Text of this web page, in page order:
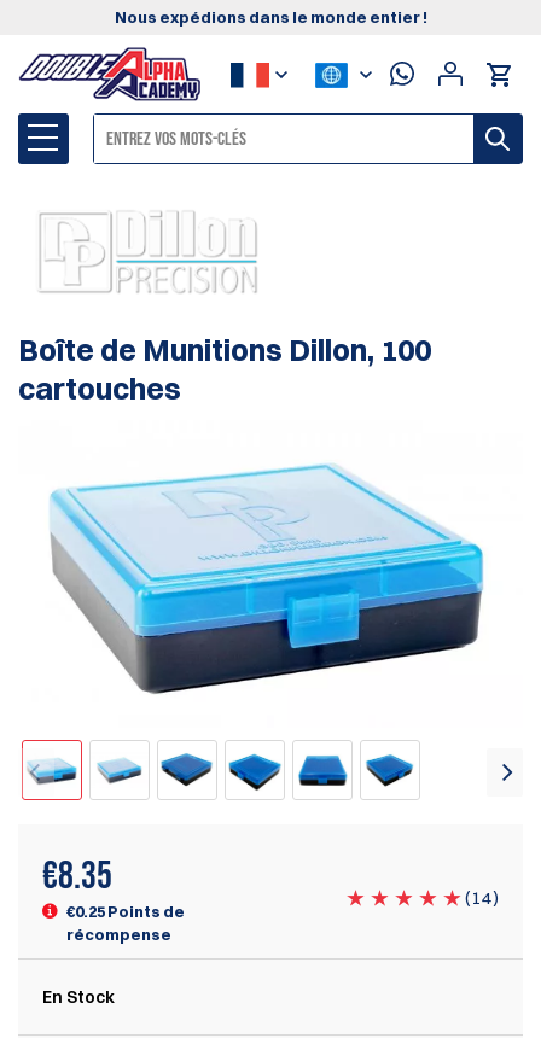
Nous expédions dans le monde entier !
Boîte de Munitions Dillon, 100
cartouches
€8.35
€0.25 Points de
récompense
(14)
En Stock